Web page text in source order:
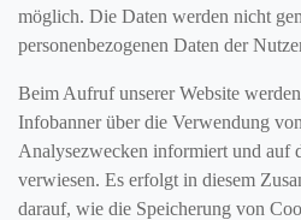
möglich. Die Daten werden nicht
personenbezogenen Daten der
Beim Aufruf unserer Website
Infobanner über die Verwendung
Analysezwecken informiert und auf
verwiesen. Es erfolgt in diesem
darauf, wie die Speicherung von